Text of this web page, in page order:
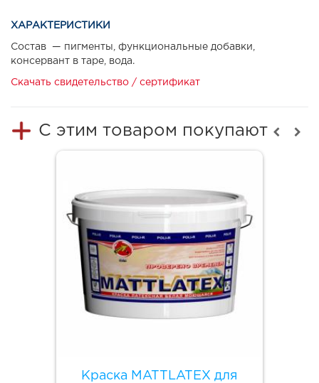
ХАРАКТЕРИСТИКИ
Состав — пигменты, функциональные добавки,
консервант в таре, вода.
Скачать свидетельство / сертификат
С этим товаром покупают
Краска MATTLATEX для